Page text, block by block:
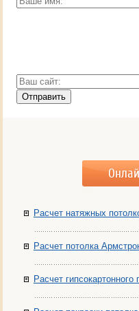
Расчет натяжных
Расчет потолка
Расчет гипсокартонного